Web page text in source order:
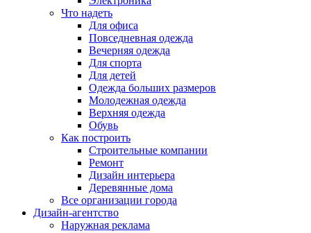
Что надеть
Для офиса
Повседневная одежда
Вечерняя одежда
Для спорта
Для детей
Одежда больших размеров
Молодежная одежда
Верхняя одежда
Обувь
Как построить
Строительные компании
Ремонт
Дизайн интерьера
Деревянные дома
Все организации города
Дизайн-агентство
Наружная реклама